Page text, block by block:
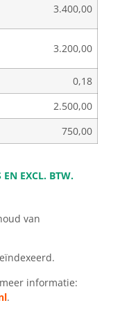
3.400,00
3.200,00
0,18
2.500,00
750,00
EN EXCL. BTW.
van
informatie:
.